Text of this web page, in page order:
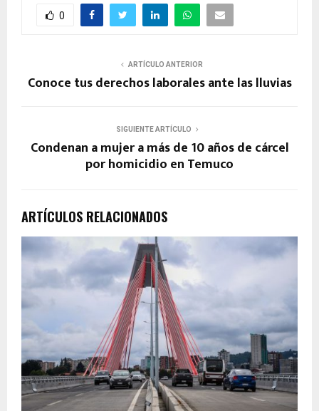
0
ARTÍCULO ANTERIOR
Conoce tus derechos laborales ante las lluvias
SIGUIENTE ARTÍCULO
Condenan a mujer a más de 10 años de cárcel
por homicidio en Temuco
ARTÍCULOS RELACIONADOS